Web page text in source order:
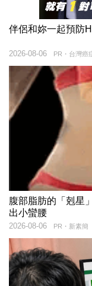
伴侶和妳一起預防
PR・台灣癌
2026-08-06
腹部脂肪的「剋星
出小蠻腰
PR・新素簡
2026-08-06